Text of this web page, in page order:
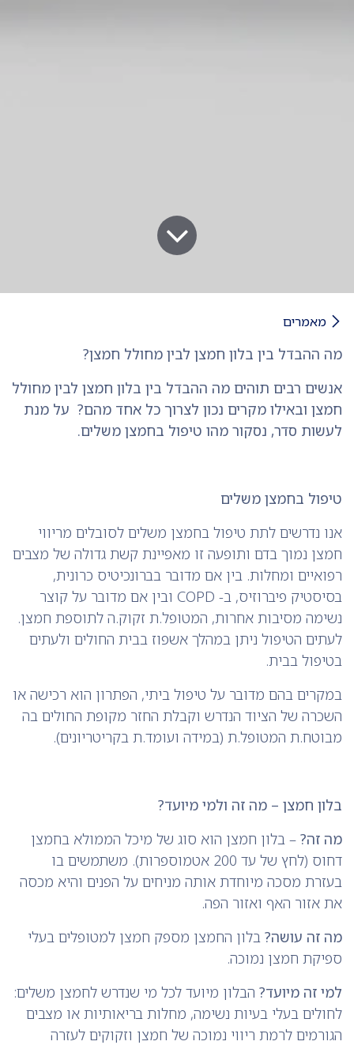
מאמרים
מה ההבדל בין בלון חמצן לבין מחולל חמצן?
אנשים רבים תוהים מה ההבדל בין בלון חמצן לבין מחולל
חמצן ובאילו מקרים נכון לצרוך כל אחד מהם? על מנת
לעשות סדר, נסקור מהו טיפול בחמצן משלים.
טיפול בחמצן משלים
אנו נדרשים לתת טיפול בחמצן משלים לסובלים מריווי
חמצן נמוך בדם ותופעה זו מאפיינת קשת גדולה של מצבים
רפואיים ומחלות. בין אם מדובר בברונכיטיס כרונית,
בסיסטיק פיברוזיס, ב- COPD ובין אם מדובר על קוצר
נשימה מסיבות אחרות, המטופל.ת זקוק.ה לתוספת חמצן.
לעתים הטיפול ניתן במהלך אשפוז בבית החולים ולעתים
בטיפול בבית.
במקרים בהם מדובר על טיפול ביתי, הפתרון הוא רכישה או
השכרה של הציוד הנדרש וקבלת החזר מקופת החולים בה
מבוטח.ת המטופל.ת (במידה ועומד.ת בקריטריונים).
בלון חמצן – מה זה ולמי מיועד?
מה זה? – בלון חמצן הוא סוג של מיכל הממולא בחמצן
דחוס (לחץ של עד 200 אטמוספרות). משתמשים בו
בעזרת מסכה מיוחדת אותה מניחים על הפנים והיא מכסה
את אזור האף ואזור הפה.
מה זה עושה? בלון החמצן מספק חמצן למטופלים בעלי
ספיקת חמצן נמוכה.
למי זה מיועד? הבלון מיועד לכל מי שנדרש לחמצן משלים:
לחולים בעלי בעיות נשימה, מחלות בריאותיות או מצבים
הגורמים לרמת ריווי נמוכה של חמצן וזקוקים לעזרה